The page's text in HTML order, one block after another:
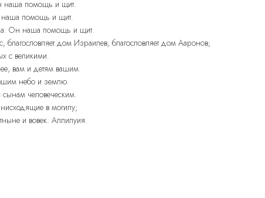
наша помощь и щит.
помощь и щит.
Он наша помощь и щит.
благословляет дом Израилев, благословляет дом Ааронов;
с великими.
вам и детям вашим.
небо и землю.
человеческим.
в могилу;
и вовек. Аллилуия.